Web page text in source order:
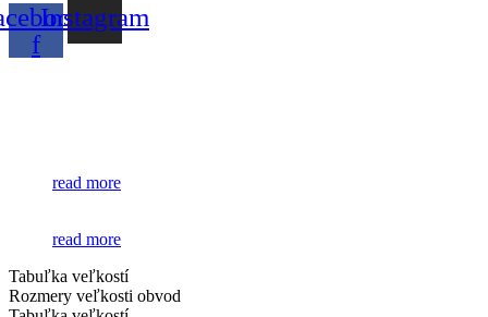
f
Instagram
read more
read more
Tabuľka veľkostí
Rozmery veľkosti obvod